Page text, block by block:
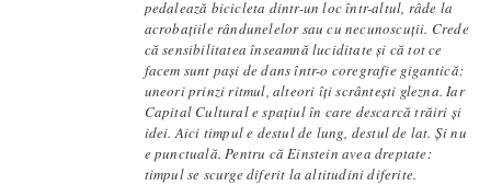
pedalează bicicleta dintr-un loc într-altul, râde la
acrobațiile rândunelelor sau cu necunoscuții. Crede
că sensibilitatea înseamnă luciditate și că tot ce
facem sunt pași de dans într-o coregrafie gigantică:
uneori prinzi ritmul, alteori îți scrântești glezna. Iar
Capital Cultural e spațiul în care descarcă trăiri și
idei. Aici timpul e destul de lung, destul de lat. Și nu
e punctuală. Pentru că Einstein avea dreptate:
timpul se scurge diferit la altitudini diferite.